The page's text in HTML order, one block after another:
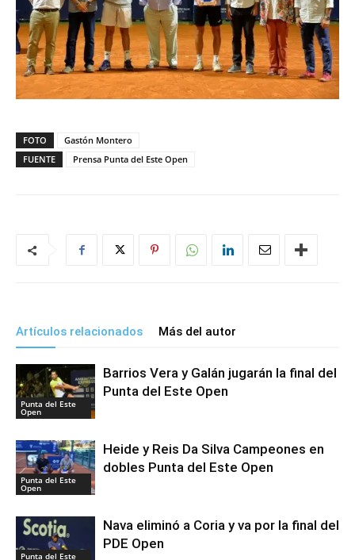
FOTO
Gastón Montero
FUENTE
Prensa Punta del Este Open
Artículos relacionados Más del autor
Punta del Este
Open
Barrios Vera y Galán jugarán la final del
Punta del Este Open
Punta del Este
Open
Heide y Reis Da Silva Campeones en
dobles Punta del Este Open
Punta del Este
Nava eliminó a Coria y va por la final del
PDE Open